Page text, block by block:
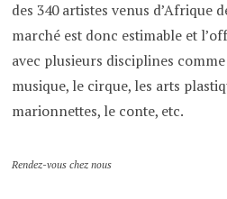
des 340 artistes venus d’Afrique
marché est donc estimable et
avec plusieurs disciplines
musique, le cirque, les arts
marionnettes, le conte, etc.
Rendez-vous chez nous